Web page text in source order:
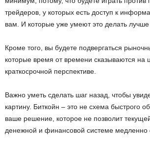
трейдеров, у которых есть доступ к
вам. И которые уже умеют это делать лучше
Кроме того, вы будете подвергаться
которые время от времени сказываются на
краткосрочной перспективе.
Важно уметь сделать шаг назад, чтобы
картину. Биткойн – это не схема быстрого
ваше решение, которое не позволит
денежной и финансовой системе медленно